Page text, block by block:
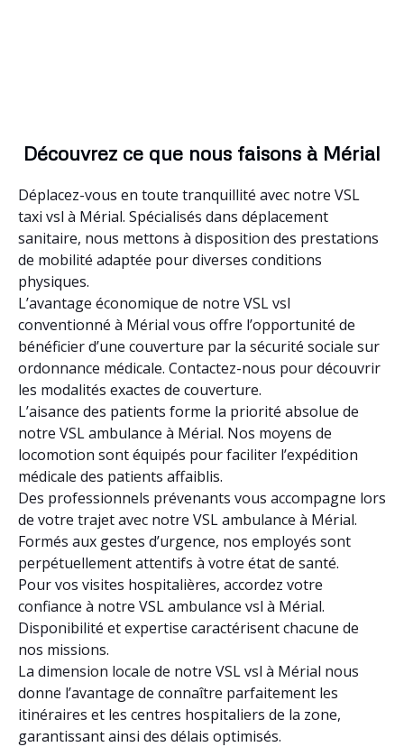
Découvrez ce que nous faisons à Mérial
Déplacez-vous en toute tranquillité avec notre VSL
taxi vsl à Mérial. Spécialisés dans déplacement
sanitaire, nous mettons à disposition des prestations
de mobilité adaptée pour diverses conditions
physiques.
L’avantage économique de notre VSL vsl
conventionné à Mérial vous offre l’opportunité de
bénéficier d’une couverture par la sécurité sociale sur
ordonnance médicale. Contactez-nous pour découvrir
les modalités exactes de couverture.
L’aisance des patients forme la priorité absolue de
notre VSL ambulance à Mérial. Nos moyens de
locomotion sont équipés pour faciliter l’expédition
médicale des patients affaiblis.
Des professionnels prévenants vous accompagne lors
de votre trajet avec notre VSL ambulance à Mérial.
Formés aux gestes d’urgence, nos employés sont
perpétuellement attentifs à votre état de santé.
Pour vos visites hospitalières, accordez votre
confiance à notre VSL ambulance vsl à Mérial.
Disponibilité et expertise caractérisent chacune de
nos missions.
La dimension locale de notre VSL vsl à Mérial nous
donne l’avantage de connaître parfaitement les
itinéraires et les centres hospitaliers de la zone,
garantissant ainsi des délais optimisés.